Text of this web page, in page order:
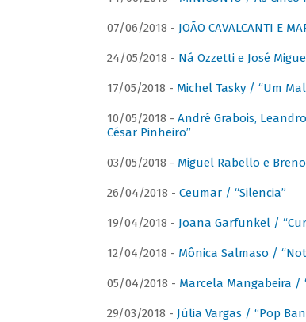
07/06/2018 - JOÃO CAVALCANTI E
24/05/2018 - Ná Ozzetti e José
17/05/2018 - Michel Tasky / “Um
10/05/2018 - André Grabois,
César Pinheiro”
03/05/2018 - Miguel Rabello e
26/04/2018 - Ceumar / “Silencia”
19/04/2018 - Joana Garfunkel /
12/04/2018 - Mônica Salmaso /
05/04/2018 - Marcela Mangabeira /
29/03/2018 - Júlia Vargas / “Pop